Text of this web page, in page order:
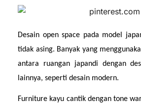
Desain open space pada model
tidak asing. Banyak yang
antara ruangan japandi dengan
lainnya, seperti desain modern.
Furniture kayu cantik dengan tone